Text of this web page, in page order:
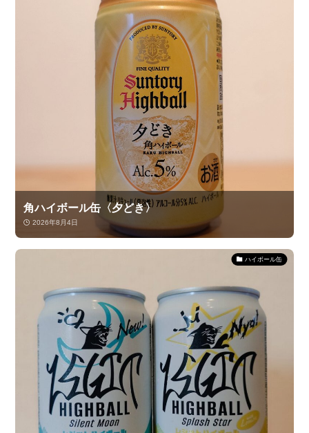
角ハイボール缶〈夕どき〉
2026年8月4日
ハイボール缶